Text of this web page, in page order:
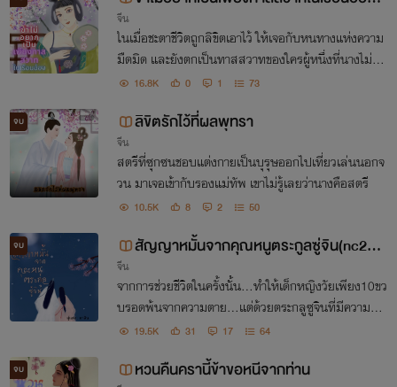
(nc20+)
จีน
ในเมื่อชะตาชีวิตถูกลิขิตเอาไว้ ให้เจอกับหนทางแห่งความ
มืดมิด และยังตกเป็นทาสสวาทของใครผู้หนึ่งที่นางไม่อย
ากให้เป็นเช่นนั้น
16.8K 0 1 73
จบ ลิขิตรักไว้ที่ผลพุทรา
จีน
สตรีที่ซุกซนชอบแต่งกายเป็นบุรุษออกไปเที่ยวเล่นนอกจ
วน มาเจอเข้ากับรองแม่ทัพ เขาไม่รู้เลยว่านางคือสตรี
10.5K 8 2 50
จบ
สัญญาหมั้นจากคุณหนูตระกูลซู่จิน(nc20
จีน
จากการช่วยชีวิตในครั้งนั้น...ทำให้เด็กหญิงวัยเพียง10ขว
บรอดพ้นจากความตาย...แต่ด้วยตระกลูซูจินที่มีความซื่อ
สัตย์ ความกตัญญู จึงต้องทำสัญญาหมั้นหมายเกิดขึ้นแม้
19.5K 31 17 64
จบ หวนคืนครานี้ข้าขอหนีจากท่าน